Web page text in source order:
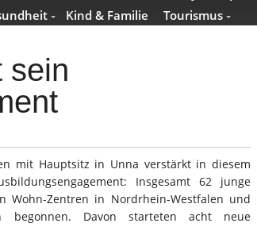
Kind & Familie Tourismus
sein
mit Hauptsitz in Unna verstärkt in diesem
Insgesamt 62 junge
Zentren in Nordrhein-Westfalen und
begonnen. Davon starteten acht neue